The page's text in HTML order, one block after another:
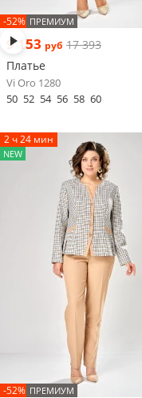
-52% ПРЕМИУМ
9 153 руб 17 393
Платье
Vi Oro 1280
50 52 54 56 58 60
2 ч 24 мин
NEW
-52% ПРЕМИУМ